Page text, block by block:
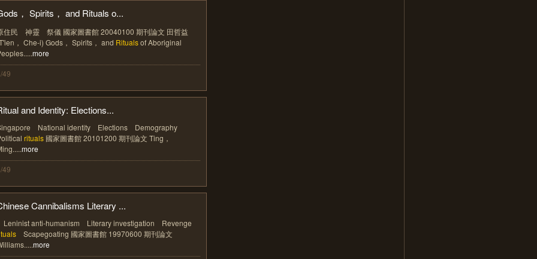
， Spirits， and Rituals o...
住民 神靈 祭儀 國家圖書館 20040100 期刊論文 田哲益
， Che-i) Gods， Spirits， and Ritualsof Aboriginal
more
49
and Identity: Elections...
National identity Elections Demography
rituals 國家圖書館 20101200 期刊論文 Ting，
more
49
Cannibalisms Literary ...
anti-humanism Literary investigation Revenge
Scapegoating 國家圖書館 19970600 期刊論文
more